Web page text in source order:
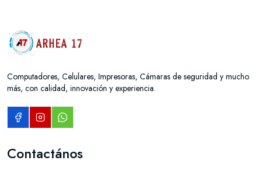
Computadores, Celulares, Impresoras, Cámaras de seguridad y mucho
más, con calidad, innovación y experiencia.
Contactános